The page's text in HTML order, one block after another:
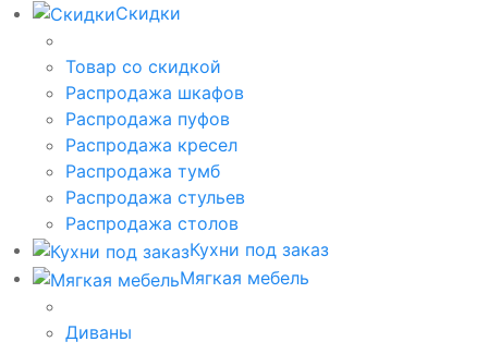
Скидки
Товар со скидкой
Распродажа шкафов
Распродажа пуфов
Распродажа кресел
Распродажа тумб
Распродажа стульев
Распродажа столов
Кухни под заказ
Мягкая мебель
Диваны